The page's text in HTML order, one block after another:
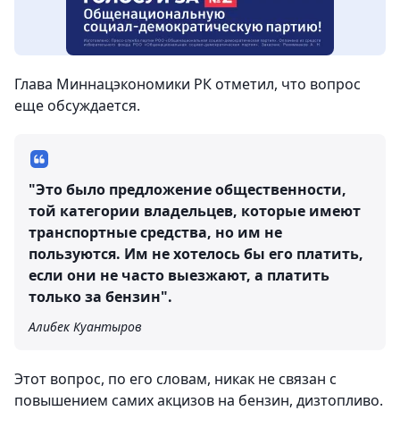
Глава Миннацэкономики РК отметил, что вопрос
еще обсуждается.
"Это было предложение общественности,
той категории владельцев, которые имеют
транспортные средства, но им не
пользуются. Им не хотелось бы его платить,
если они не часто выезжают, а платить
только за бензин".
Алибек Куантыров
Этот вопрос, по его словам, никак не связан с
повышением самих акцизов на бензин, дизтопливо.